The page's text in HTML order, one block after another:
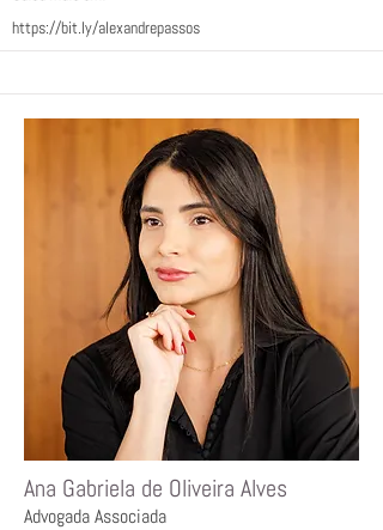
https://bit.ly/alexandrepassos
Ana Gabriela de Oliveira Alves
Advogada Associada